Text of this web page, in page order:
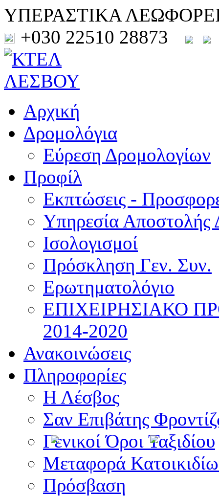
ΥΠΕΡΑΣΤΙΚΑ
+030 22510 28873
Αρχική
Δρομολόγια
Εύρεση Δρομολογίων
Προφίλ
Εκπτώσεις -
Υπηρεσία Αποστολής
Ισολογισμοί
Πρόσκληση Γεν. Συν.
Ερωτηματολόγιο
ΕΠΙΧΕΙΡΗΣΙΑΚΟ
2014-2020
Ανακοινώσεις
Πληροφορίες
Η Λέσβος
Σαν Επιβάτης
Γενικοί Όροι Ταξιδίου
Μεταφορά
Πρόσβαση